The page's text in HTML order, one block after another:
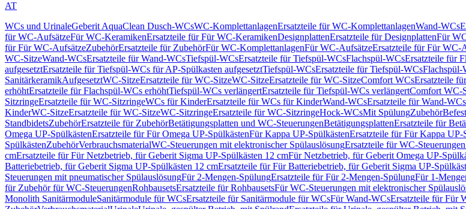
AT
WCs und UrinaleGeberit AquaClean Dusch-WCsWC-KomplettanlagenErsatzteile für WC-KomplettanlagenWand-WCs
für WC-AufsätzeFür WC-KeramikenErsatzteile für Für WC-KeramikenDesignplattenErsatzteile für DesignplattenFür
für Für WC-AufsätzeZubehörErsatzteile für ZubehörFür WC-KomplettanlagenFür WC-AufsätzeErsatzteile für Für WC-
WC-SitzeWand-WCsErsatzteile für Wand-WCsTiefspül-WCsErsatzteile für Tiefspül-WCsFlachspül-WCsErsatzteile für
aufgesetztErsatzteile für Tiefspül-WCs für AP-Spülkasten aufgesetztTiefspül-WCsErsatzteile für Tiefspül-WCsFlachspül-
SanitärkeramikAufgesetztWC-SitzeErsatzteile für WC-SitzeWC-SitzeErsatzteile für WC-SitzeComfort WCsErsatzteile
erhöhtErsatzteile für Flachspül-WCs erhöhtTiefspül-WCs verlängertErsatzteile für Tiefspül-WCs verlängertComfort WC-
SitzringeErsatzteile für WC-SitzringeWCs für KinderErsatzteile für WCs für KinderWand-WCsErsatzteile für Wand-WCs
KinderWC-SitzeErsatzteile für WC-SitzeWC-SitzringeErsatzteile für WC-SitzringeHock-WCsMit SpülungZubehör
StandbidetsZubehörErsatzteile für ZubehörBetätigungsplatten und WC-SteuerungenBetätigungsplattenErsatzteile für
Omega UP-SpülkästenErsatzteile für Für Omega UP-SpülkästenFür Kappa UP-SpülkästenErsatzteile für Für Kappa UP-
SpülkästenZubehörVerbrauchsmaterialWC-Steuerungen mit elektronischer SpülauslösungErsatzteile für WC-
cmErsatzteile für Für Netzbetrieb, für Geberit Sigma UP-Spülkästen 12 cmFür Netzbetrieb, für Geberit Omega UP-
Batteriebetrieb, für Geberit Sigma UP-Spülkästen 12 cmErsatzteile für Für Batteriebetrieb, für Geberit Sigma UP-
Steuerungen mit pneumatischer SpülauslösungFür 2-Mengen-SpülungErsatzteile für Für 2-Mengen-SpülungFür 1-
für Zubehör für WC-SteuerungenRohbausetsErsatzteile für RohbausetsFür WC-Steuerungen mit elektronischer
Monolith SanitärmoduleSanitärmodule für WCsErsatzteile für Sanitärmodule für WCsFür Wand-WCsErsatzteile für Für